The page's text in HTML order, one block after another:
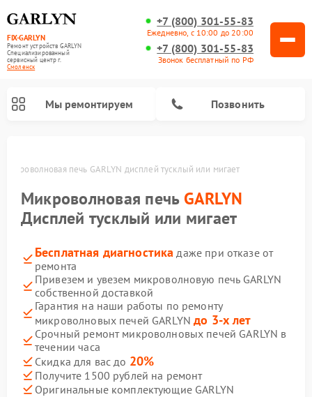
FIX-GARLYN
Ремонт устройств GARLYN
Специализированный
cервисный центр г.
Смоленск
+7 (800) 301-55-83
Ежедневно, с 10:00 до 20:00
+7 (800) 301-55-83
Звонок бесплатный по РФ
Мы ремонтируем Позвонить
Микроволновая печь GARLYN дисплей тусклый или мигает
Микроволновая печь GARLYN
Дисплей тусклый или мигает
Бесплатная диагностика даже при отказе от
ремонта
Привезем и увезем микроволновую печь GARLYN
собственной доставкой
Гарантия на наши работы по ремонту
микроволновых печей GARLYNдо 3-х лет
Срочный ремонт микроволновых печей GARLYN в
течении часа
Скидка для вас до 20%
Получите 1500 рублей на ремонт
Оригинальные комплектующие GARLYN